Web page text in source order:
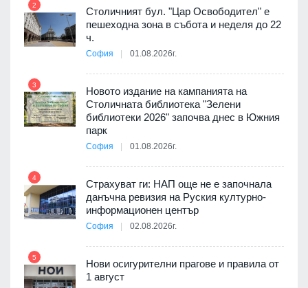
2
Столичният бул. "Цар Освободител" е
пешеходна зона в събота и неделя до 22
ч.
София 01.08.2026г.
3
Новото издание на кампанията на
Столичната библиотека "Зелени
библиотеки 2026" започва днес в Южния
парк
София 01.08.2026г.
4
Страхуват ги: НАП още не е започнала
данъчна ревизия на Руския културно-
информационен център
София 02.08.2026г.
5
Нови осигурителни прагове и правила от
1 август